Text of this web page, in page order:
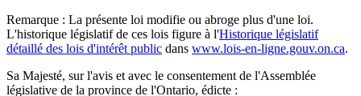
Remarque : La présente loi modifie ou abroge plus d'une loi.
L'historique législatif de ces lois figure à l'Historique législatif
détaillé des lois d'intérêt public dans www.lois-en-ligne.gouv.on.ca.
Sa Majesté, sur l'avis et avec le consentement de l'Assemblée
législative de la province de l'Ontario, édicte :